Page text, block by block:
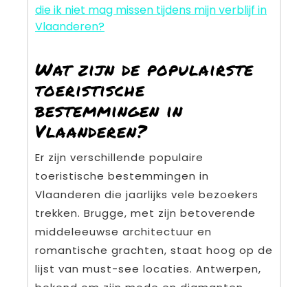
die ik niet mag missen tijdens mijn verblijf in
Vlaanderen?
Wat zijn de populairste
toeristische
bestemmingen in
Vlaanderen?
Er zijn verschillende populaire
toeristische bestemmingen in
Vlaanderen die jaarlijks vele bezoekers
trekken. Brugge, met zijn betoverende
middeleeuwse architectuur en
romantische grachten, staat hoog op de
lijst van must-see locaties. Antwerpen,